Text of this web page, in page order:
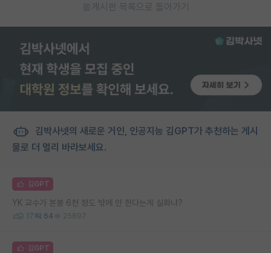
게시판 목록으로 돌아가기
김박사넷의 새로운 거인, 인공지능 김GPT가 추천하는 게시
물로 더 멀리 바라보세요.
김GPT
YK 교수가 본봉 6천 정도 밖에 안 한다는게 실화냐?
17 64 25897
김GPT